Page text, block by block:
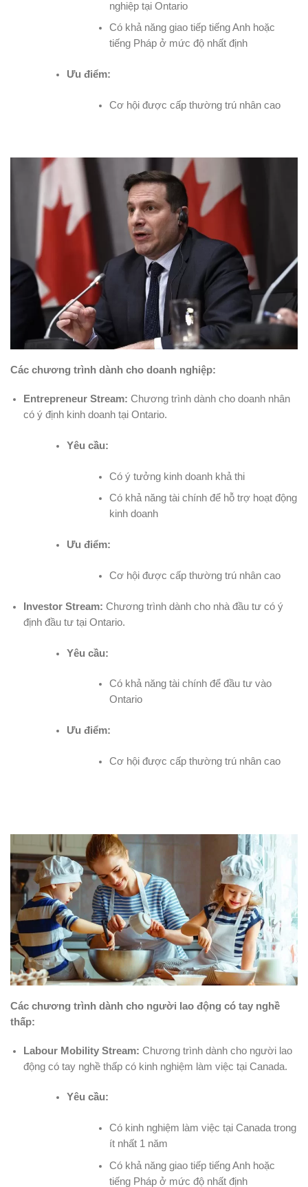
nghiệp tại Ontario
Có khả năng giao tiếp tiếng Anh hoặc
tiếng Pháp ở mức độ nhất định
Ưu điểm:
Cơ hội được cấp thường trú nhân cao
Các chương trình dành cho doanh nghiệp:
Entrepreneur Stream: Chương trình dành cho doanh nhân
có ý định kinh doanh tại Ontario.
Yêu cầu:
Có ý tưởng kinh doanh khả thi
Có khả năng tài chính để hỗ trợ hoạt động
kinh doanh
Ưu điểm:
Cơ hội được cấp thường trú nhân cao
Investor Stream: Chương trình dành cho nhà đầu tư có ý
định đầu tư tại Ontario.
Yêu cầu:
Có khả năng tài chính để đầu tư vào
Ontario
Ưu điểm:
Cơ hội được cấp thường trú nhân cao
Các chương trình dành cho người lao động có tay nghề
thấp:
Labour Mobility Stream: Chương trình dành cho người lao
động có tay nghề thấp có kinh nghiệm làm việc tại Canada.
Yêu cầu:
Có kinh nghiệm làm việc tại Canada trong
ít nhất 1 năm
Có khả năng giao tiếp tiếng Anh hoặc
tiếng Pháp ở mức độ nhất định